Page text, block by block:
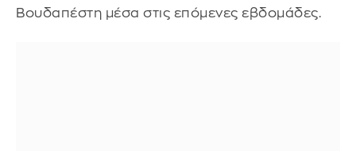
Βουδαπέστη μέσα στις επόμενες εβδομάδες.